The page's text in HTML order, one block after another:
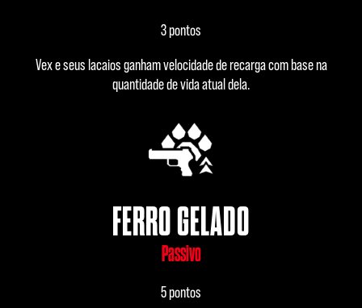
3 pontos
Vex e seus lacaios ganham velocidade de recarga com base na
quantidade de vida atual dela.
FERRO GELADO
Passivo
5 pontos